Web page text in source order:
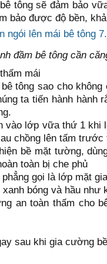
tông sẽ đảm bảo
bảo được độ bền,
đầm bê tông cần
mái
tông sao cho
ta tiến hành hành
vào lớp vữa thứ 1
chồng lên tấm trước
bề mặt tường,
toàn bị che phủ
gọi là lớp mặt
bóng và hầu như
an toàn thấm cho
sau khi gia cường